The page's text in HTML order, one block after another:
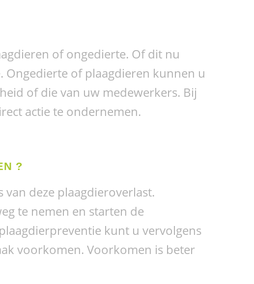
of ongedierte. Of dit nu
of plaagdieren kunnen u
of die van uw medewerkers. Bij
actie te ondernemen.
?
deze plaagdieroverlast.
te nemen en starten de
kunt u vervolgens
voorkomen. Voorkomen is beter